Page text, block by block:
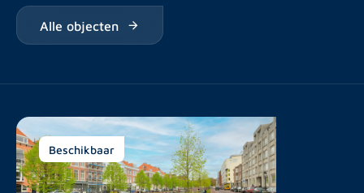
Alle objecten
Beschikbaar